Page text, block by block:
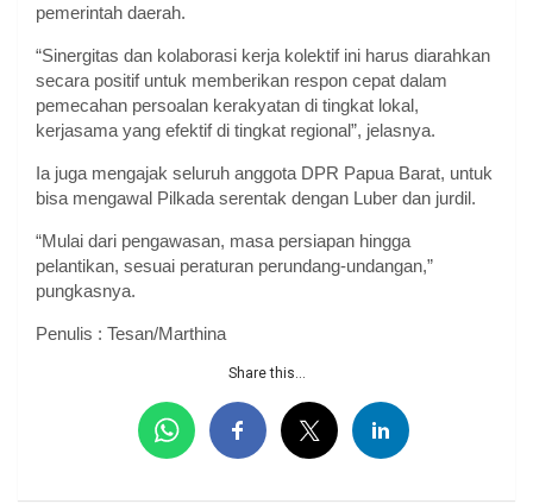
pemerintah daerah.
“Sinergitas dan kolaborasi kerja kolektif ini harus diarahkan
secara positif untuk memberikan respon cepat dalam
pemecahan persoalan kerakyatan di tingkat lokal,
kerjasama yang efektif di tingkat regional”, jelasnya.
Ia juga mengajak seluruh anggota DPR Papua Barat, untuk
bisa mengawal Pilkada serentak dengan Luber dan jurdil.
“Mulai dari pengawasan, masa persiapan hingga
pelantikan, sesuai peraturan perundang-undangan,”
pungkasnya.
Penulis : Tesan/Marthina
Share this...